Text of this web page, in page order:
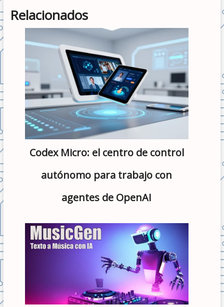
Relacionados
Codex Micro: el centro de control
autónomo para trabajo con
agentes de OpenAI